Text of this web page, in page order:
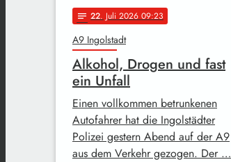
notes 22. Juli 2026 09:23
A9 Ingolstadt
Alkohol, Drogen und fast
ein Unfall
Einen vollkommen betrunkenen
Autofahrer hat die Ingolstädter
Polizei gestern Abend auf der A9
aus dem Verkehr gezogen. Der …